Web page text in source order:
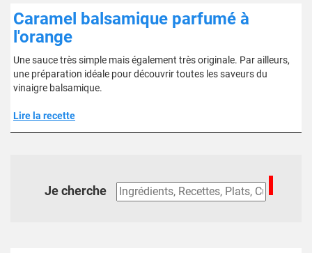
Caramel balsamique parfumé à
l'orange
Une sauce très simple mais également très originale. Par ailleurs,
une préparation idéale pour découvrir toutes les saveurs du
vinaigre balsamique.
Lire la recette
Je cherche